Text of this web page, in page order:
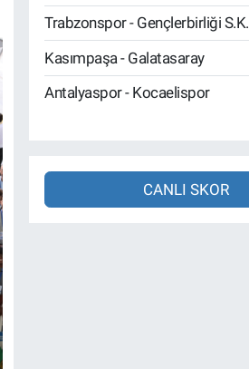
Trabzonspor - Gençlerbirliği S.K.
Kasımpaşa - Galatasaray
Antalyaspor - Kocaelispor
CANLI SKOR